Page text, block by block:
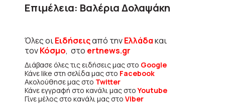
Επιμέλεια: Βαλέρια Δολαψάκη
Όλες οιΕιδήσειςαπό τηνΕλλάδακαι
τονΚόσμο, στο ertnews.gr
Διάβασε όλες τις ειδήσεις μας στο Google
Κάνε like στη σελίδα μας στο Facebook
Ακολούθησε μας στο Twitter
Κάνε εγγραφή στο κανάλι μας στοYoutube
Γίνε μέλος στο κανάλι μας στο Viber